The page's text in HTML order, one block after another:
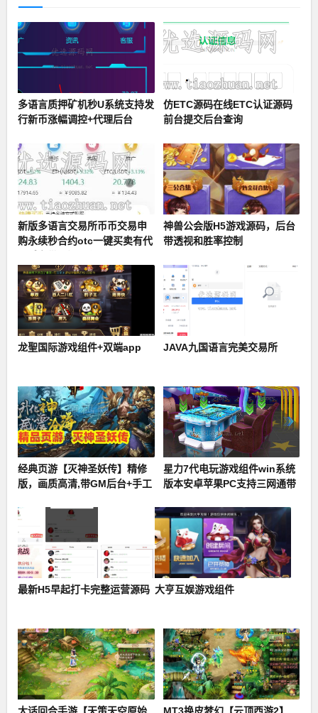
多语言质押矿机秒U系统支持发
行新币涨幅调控+代理后台
仿ETC源码在线ETC认证源码
前台提交后台查询
新版多语言交易所币币交易申
购永续秒合约otc一键买卖有代
神兽公会版H5游戏源码，后台
带透视和胜率控制
龙聖国际游戏组件+双端app JAVA九国语言完美交易所
经典页游【灭神圣妖传】精修
版，画质高清,带GM后台+手工
星力7代电玩游戏组件win系统
版本安卓苹果PC支持三网通带
最新H5早起打卡完整运营源码 大亨互娱游戏组件